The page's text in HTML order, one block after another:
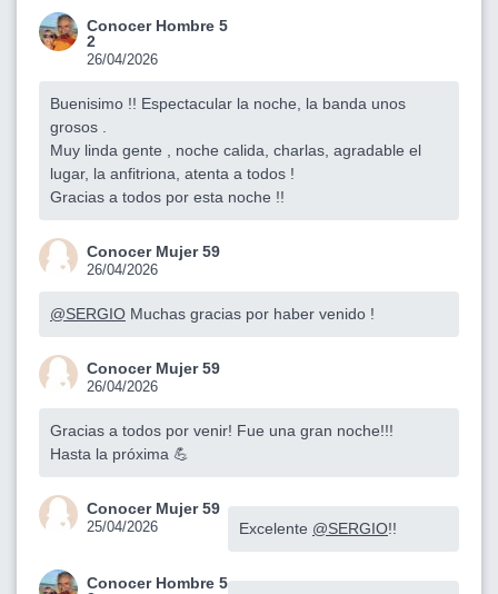
Conocer Hombre 5
2
26/04/2026
Buenisimo !! Espectacular la noche, la banda unos
grosos .
Muy linda gente , noche calida, charlas, agradable el
lugar, la anfitriona, atenta a todos !
Gracias a todos por esta noche !!
Conocer Mujer 59
26/04/2026
@SERGIO Muchas gracias por haber venido !
Conocer Mujer 59
26/04/2026
Gracias a todos por venir! Fue una gran noche!!!
Hasta la próxima 💪
Conocer Mujer 59
25/04/2026 Excelente @SERGIO!!
Conocer Hombre 5